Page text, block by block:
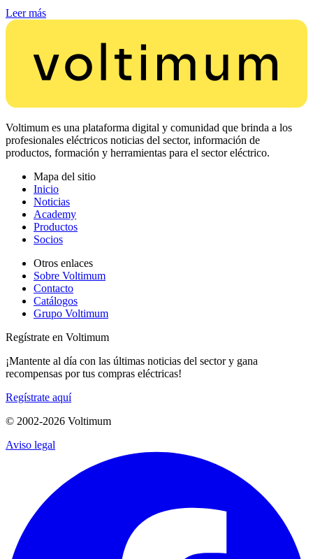
Leer más
Voltimum es una plataforma digital y comunidad que brinda a los
profesionales eléctricos noticias del sector, información de
productos, formación y herramientas para el sector eléctrico.
Mapa del sitio
Inicio
Noticias
Academy
Productos
Socios
Otros enlaces
Sobre Voltimum
Contacto
Catálogos
Grupo Voltimum
Regístrate en Voltimum
¡Mantente al día con las últimas noticias del sector y gana
recompensas por tus compras eléctricas!
Regístrate aquí
© 2002-2026 Voltimum
Aviso legal